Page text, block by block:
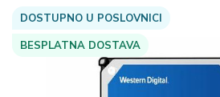
DOSTUPNO U POSLOVNICI
BESPLATNA DOSTAVA